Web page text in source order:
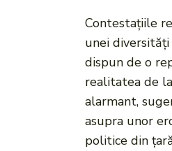
Contestațiile
unei
dispun de o
realitatea de
alarmant,
asupra unor
politice din